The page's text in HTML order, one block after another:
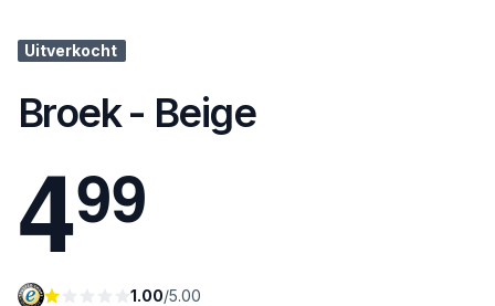
Uitverkocht
Broek - Beige
499
1.00/5.00